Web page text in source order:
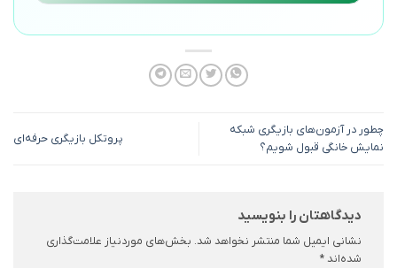
چطور در آزمون‌های بازیگری شبکه
نمایش خانگی قبول شویم؟
پروتکل بازیگری حرفه‌ای
دیدگاهتان را بنویسید
نشانی ایمیل شما منتشر نخواهد شد. بخش‌های موردنیاز علامت‌گذاری
شده‌اند *